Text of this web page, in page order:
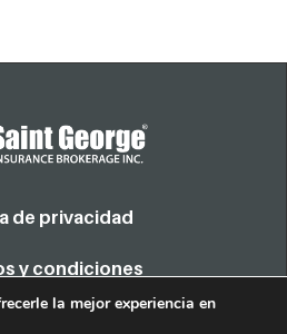
de privacidad
y condiciones
LOS DERECHOS RESERVADOS
la mejor experiencia en